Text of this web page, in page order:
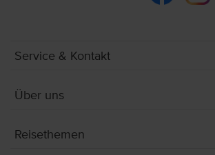
Service & Kontakt
Über uns
Reisethemen